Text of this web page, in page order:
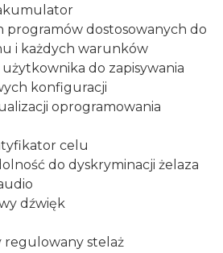
programów dostosowanych do
i każdych warunków
do zapisywania
konfiguracji
oprogramowania
celu
do dyskryminacji żelaza
dźwięk
regulowany stelaż